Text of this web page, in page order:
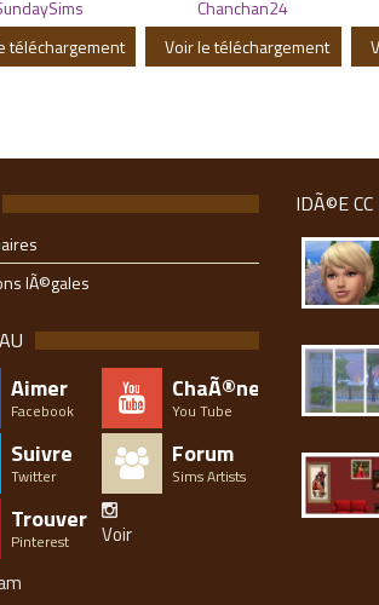
téléchargement
Chanchan24
Voir le téléchargement
lÃ©gales
Aimer
Facebook
ChaÃ®ne
You Tube
Suivre
Twitter
Forum
Sims Artists
Trouver
Pinterest
Voir
IDÃ©E CC